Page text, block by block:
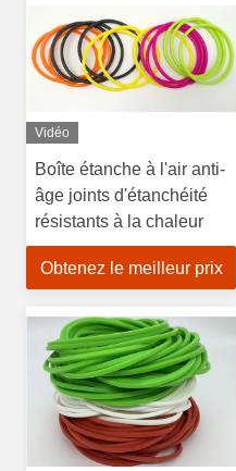
Vidéo
Boîte étanche à l'air anti-
âge joints d'étanchéité
résistants à la chaleur
Obtenez le meilleur prix